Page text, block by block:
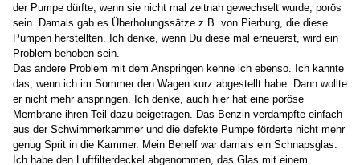
der Pumpe dürfte, wenn sie nicht mal zeitnah gewechselt wurde, porös
sein. Damals gab es Überholungssätze z.B. von Pierburg, die diese
Pumpen herstellten. Ich denke, wenn Du diese mal erneuerst, wird ein
Problem behoben sein.
Das andere Problem mit dem Anspringen kenne ich ebenso. Ich kannte
das, wenn ich im Sommer den Wagen kurz abgestellt habe. Dann wollte
er nicht mehr anspringen. Ich denke, auch hier hat eine poröse
Membrane ihren Teil dazu beigetragen. Das Benzin verdampfte einfach
aus der Schwimmerkammer und die defekte Pumpe förderte nicht mehr
genug Sprit in die Kammer. Mein Behelf war damals ein Schnapsglas.
Ich habe den Luftfilterdeckel abgenommen, das Glas mit einem